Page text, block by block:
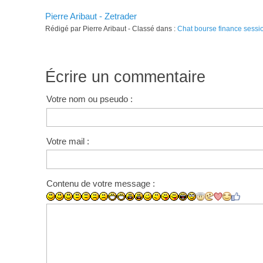
Pierre Aribaut - Zetrader
Rédigé par Pierre Aribaut - Classé dans : Chat bourse finance
Écrire un commentaire
Votre nom ou pseudo :
Votre mail :
Contenu de votre message :